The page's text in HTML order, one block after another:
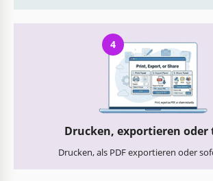
4
Drucken, exportieren oder
Drucken, als PDF exportieren oder